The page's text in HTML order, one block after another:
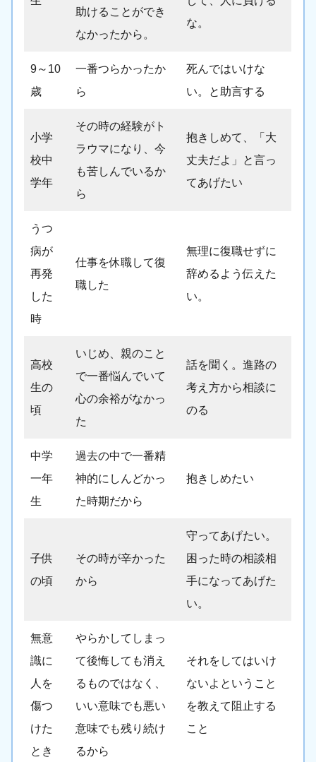
助けることができ
なかったから。
な。
9～10
歳
一番つらかったか
ら
死んではいけな
い。と助言する
小学
校中
学年
その時の経験がト
ラウマになり、今
も苦しんでいるか
ら
抱きしめて、「大
丈夫だよ」と言っ
てあげたい
うつ
病が
再発
した
時
仕事を休職して復
職した
無理に復職せずに
辞めるよう伝えた
い。
高校
生の
頃
いじめ、親のこと
で一番悩んでいて
心の余裕がなかっ
た
話を聞く。進路の
考え方から相談に
のる
中学
一年
生
過去の中で一番精
神的にしんどかっ
た時期だから
抱きしめたい
子供
の頃
その時が辛かった
から
守ってあげたい。
困った時の相談相
手になってあげた
い。
無意
識に
人を
傷つ
けた
とき
やらかしてしまっ
て後悔しても消え
るものではなく、
いい意味でも悪い
意味でも残り続け
るから
それをしてはいけ
ないよということ
を教えて阻止する
こと